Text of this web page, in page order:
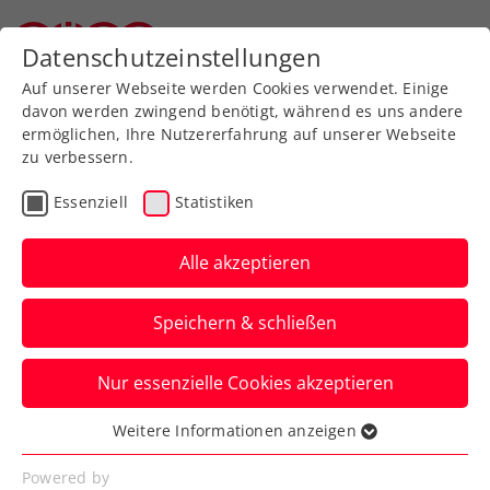
Zurück zur Newsübersicht
Billie Jean King Cup
Billie Jean King Cup: Rabl
gibt Debüt für
Damennationalteam
Alle Begegnungen der ÖTV-Ladies in der
Europa/Afrika-Gruppe II gibt es ab
Montag live auf ÖTV TV.
Verfasst von: Manuel Wachta, 02.04.2026
Datenschutzeinstellungen
Auf unserer Webseite werden Cookies verwendet. Einige
davon werden zwingend benötigt, während es uns andere
ermöglichen, Ihre Nutzererfahrung auf unserer Webseite
zu verbessern.
Essenziell Statistiken
Alle akzeptieren
Speichern & schließen
Nur essenzielle Cookies akzeptieren
Essenziell
Essenzielle Cookies werden für grundlegende
Weitere Informationen anzeigen
Powered by